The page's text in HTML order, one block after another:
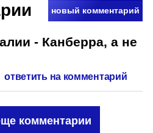
новый комментарий
- Канберра, а не
ответить на комментарий
комментарии